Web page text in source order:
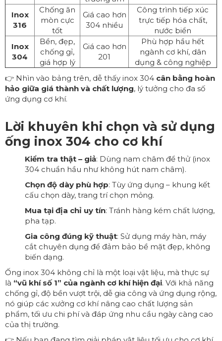
Inox
316
Chống ăn
mòn cực
tốt
Giá cao hơn
304 nhiều
Công trình tiếp xúc
trực tiếp hóa chất,
nước biển
Inox
304
Bền, đẹp,
chống gỉ,
giá hợp lý
Giá cao hơn
201
Phù hợp hầu hết
ngành cơ khí, dân
dụng & công nghiệp
👉 Nhìn vào bảng trên, dễ thấy inox 304 cân bằng hoàn
hảo giữa giá thành và chất lượng, lý tưởng cho đa số
ứng dụng cơ khí.
Lời khuyên khi chọn và sử dụng
ống inox 304 cho cơ khí
Kiểm tra thật – giả: Dùng nam châm để thử (inox
304 chuẩn hầu như không hút nam châm).
Chọn độ dày phù hợp: Tùy ứng dụng – khung kết
cấu chọn dày, trang trí chọn mỏng.
Mua tại địa chỉ uy tín: Tránh hàng kém chất lượng,
pha tạp.
Gia công đúng kỹ thuật: Sử dụng máy hàn, máy
cắt chuyên dụng để đảm bảo bề mặt đẹp, không
biến dạng.
Ống inox 304 không chỉ là một loại vật liệu, mà thực sự
là “vũ khí số 1” của ngành cơ khí hiện đại. Với khả năng
chống gỉ, độ bền vượt trội, dễ gia công và ứng dụng rộng,
nó giúp các xưởng cơ khí nâng cao chất lượng sản
phẩm, tối ưu chi phí và đáp ứng nhu cầu ngày càng cao
của thị trường.